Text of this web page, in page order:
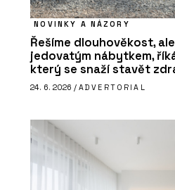
NOVINKY A NÁZORY
Řešíme dlouhověkost,
jedovatým nábytkem,
který se snaží stavět
24. 6. 2026 / ADVERTORIAL